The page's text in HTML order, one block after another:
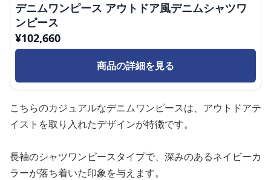
デニムワンピース アウトドア風デニムシャツワ
ンピース
¥102,660
商品の詳細を見る
こちらのカジュアルなデニムワンピースは、アウトドアテ
イストを取り入れたデザインが特徴です。
長袖のシャツワンピースタイプで、深みのあるネイビーカ
ラーが落ち着いた印象を与えます。